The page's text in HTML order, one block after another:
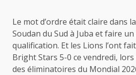
Le mot d’ordre était claire dans
Soudan du Sud à Juba et faire
qualification. Et les Lions l’ont
Bright Stars 5-0 ce vendredi,
des éliminatoires du Mondial